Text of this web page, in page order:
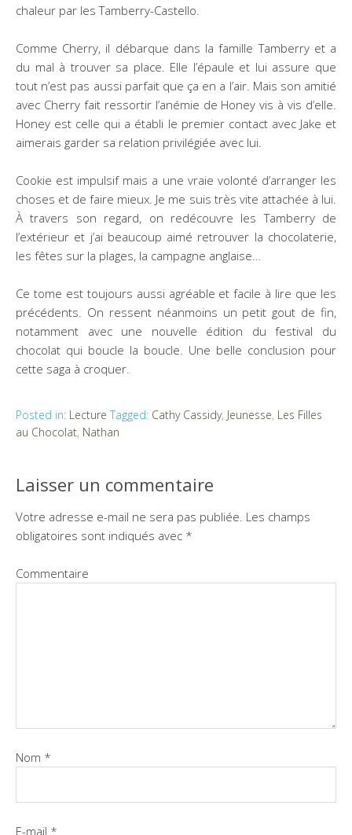
chaleur par les Tamberry-Castello.
Comme Cherry, il débarque dans la famille Tamberry et a
du mal à trouver sa place. Elle l’épaule et lui assure que
tout n’est pas aussi parfait que ça en a l’air. Mais son amitié
avec Cherry fait ressortir l’anémie de Honey vis à vis d’elle.
Honey est celle qui a établi le premier contact avec Jake et
aimerais garder sa relation privilégiée avec lui.
Cookie est impulsif mais a une vraie volonté d’arranger les
choses et de faire mieux. Je me suis très vite attachée à lui.
À travers son regard, on redécouvre les Tamberry de
l’extérieur et j’ai beaucoup aimé retrouver la chocolaterie,
les fêtes sur la plages, la campagne anglaise…
Ce tome est toujours aussi agréable et facile à lire que les
précédents. On ressent néanmoins un petit gout de fin,
notamment avec une nouvelle édition du festival du
chocolat qui boucle la boucle. Une belle conclusion pour
cette saga à croquer.
Posted in: Lecture Tagged: Cathy Cassidy, Jeunesse, Les Filles
au Chocolat, Nathan
Laisser un commentaire
Votre adresse e-mail ne sera pas publiée. Les champs
obligatoires sont indiqués avec *
Commentaire
Nom *
E-mail *